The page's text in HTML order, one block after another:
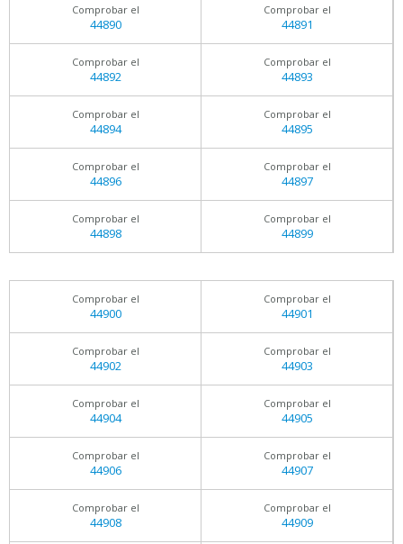
Comprobar el
44890
Comprobar el
44891
Comprobar el
44892
Comprobar el
44893
Comprobar el
44894
Comprobar el
44895
Comprobar el
44896
Comprobar el
44897
Comprobar el
44898
Comprobar el
44899
Comprobar el
44900
Comprobar el
44901
Comprobar el
44902
Comprobar el
44903
Comprobar el
44904
Comprobar el
44905
Comprobar el
44906
Comprobar el
44907
Comprobar el
44908
Comprobar el
44909